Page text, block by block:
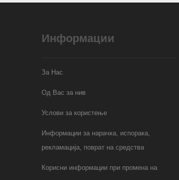
Информации
За Нас
Од Вас за нив
Услови за користење
Информации за нарачка, испорака,
рекламација, поврат на средства
Корисни информации при промена на